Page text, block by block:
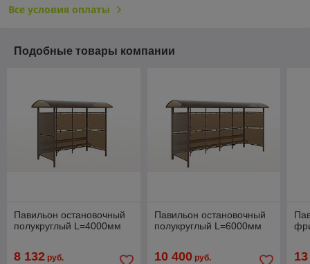
Все условия оплаты
Подобные товары компании
Павильон остановочный
полукруглый L=4000мм
8 132 руб.
Павильон остановочный
полукруглый L=6000мм
10 400руб.